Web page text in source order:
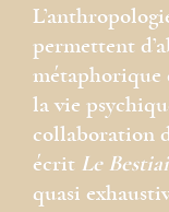
permettent
métaphorique
la vie
collaboration
écrit Le
quasi